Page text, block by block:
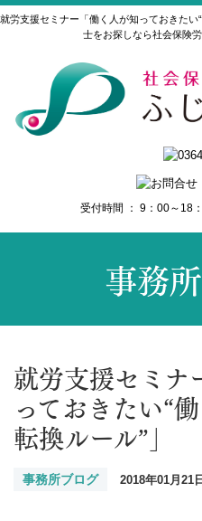
就労支援セミナー「働く人が知っておきた
士をお探しなら社会保険
受付時間 ： 9：00～18
事務
就労支援セミナ
っておきたい“
転換ルール”」
事務所ブログ 2018年01月21日